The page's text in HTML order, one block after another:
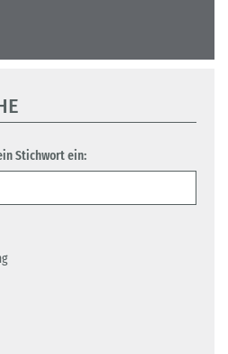
Stichwort ein: